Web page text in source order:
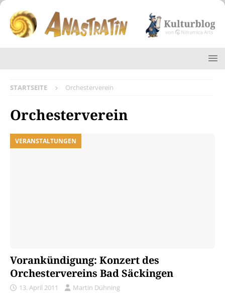
STARTSEITE Orchesterverein
Orchesterverein
VERANSTALTUNGEN
Vorankündigung: Konzert des
Orchestervereins Bad Säckingen
13. April 2011 Martin Dühning